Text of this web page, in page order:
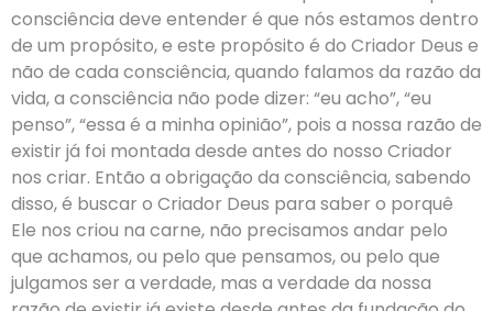
consciência deve entender é que nós estamos dentro
de um propósito, e este propósito é do Criador Deus e
não de cada consciência, quando falamos da razão da
vida, a consciência não pode dizer: “eu acho”, “eu
penso”, “essa é a minha opinião”, pois a nossa razão de
existir já foi montada desde antes do nosso Criador
nos criar. Então a obrigação da consciência, sabendo
disso, é buscar o Criador Deus para saber o porquê
Ele nos criou na carne, não precisamos andar pelo
que achamos, ou pelo que pensamos, ou pelo que
julgamos ser a verdade, mas a verdade da nossa